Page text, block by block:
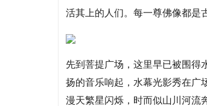
活其上的人们。每一尊佛像都是
先到菩提广场，这里早已被围得
扬的音乐响起，水幕光影秀在广
漫天繁星闪烁，时而似山川河流